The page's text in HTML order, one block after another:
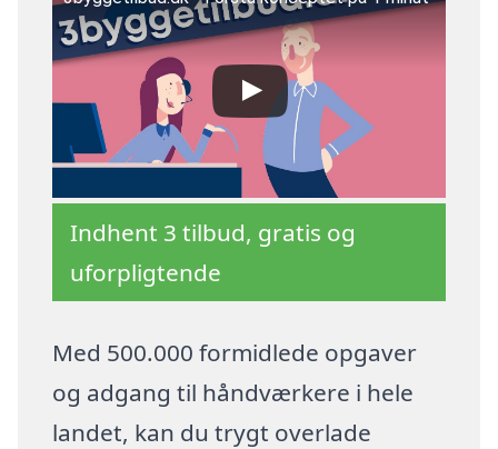
Indhent 3 tilbud, gratis og
uforpligtende
Med 500.000 formidlede opgaver
og adgang til håndværkere i hele
landet, kan du trygt overlade